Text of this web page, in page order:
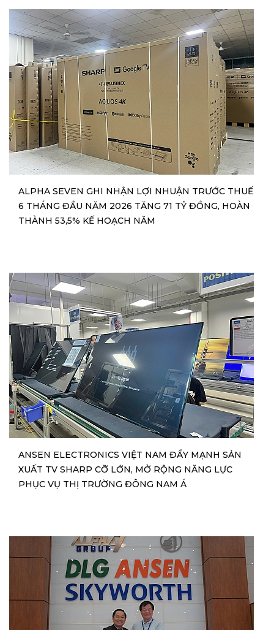
ALPHA SEVEN GHI NHẬN LỢI NHUẬN TRƯỚC THUẾ
6 THÁNG ĐẦU NĂM 2026 TĂNG 71 TỶ ĐỒNG, HOÀN
THÀNH 53,5% KẾ HOẠCH NĂM
ANSEN ELECTRONICS VIỆT NAM ĐẨY MẠNH SẢN
XUẤT TV SHARP CỠ LỚN, MỞ RỘNG NĂNG LỰC
PHỤC VỤ THỊ TRƯỜNG ĐÔNG NAM Á